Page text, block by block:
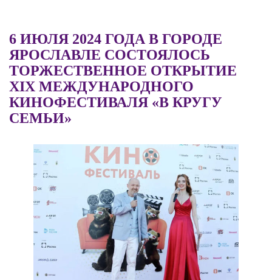
6 ИЮЛЯ 2024 ГОДА В ГОРОДЕ
ЯРОСЛАВЛЕ СОСТОЯЛОСЬ
ТОРЖЕСТВЕННОЕ ОТКРЫТИЕ
XIХ МЕЖДУНАРОДНОГО
КИНОФЕСТИВАЛЯ «В КРУГУ
СЕМЬИ»